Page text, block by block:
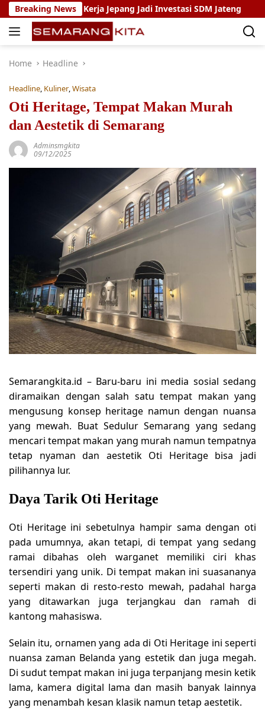
Skip
to
content
Breaking News
Kerja Jepang Jadi Investasi SDM Jateng Setya
Home Headline
Headline, Kuliner,Wisata
Oti Heritage, Tempat Makan Murah
dan Aestetik di Semarang
Adminsmgkita
09/12/2025
Semarangkita.id –Baru-baru ini media sosial sedang
diramaikan dengan salah satu tempat makan yang
mengusung konsep heritage namun dengan nuansa
yang mewah. Buat Sedulur Semarang yang sedang
mencari tempat makan yang murah namun tempatnya
tetap nyaman dan aestetik Oti Heritage bisa jadi
pilihannya lur.
Daya Tarik Oti Heritage
Oti Heritage ini sebetulnya hampir sama dengan oti
pada umumnya, akan tetapi, di tempat yang sedang
ramai dibahas oleh warganet memiliki ciri khas
tersendiri yang unik. Di tempat makan ini suasananya
seperti makan di resto-resto mewah, padahal harga
yang ditawarkan juga terjangkau dan ramah di
kantong mahasiswa.
Selain itu, ornamen yang ada di Oti Heritage ini seperti
nuansa zaman Belanda yang estetik dan juga megah.
Di sudut tempat makan ini juga terpanjang mesin ketik
lama, kamera digital lama dan masih banyak lainnya
yang menambah kesan klasik namun tetap aestetik.